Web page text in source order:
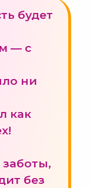
будет
— с
ни
как
заботы,
без